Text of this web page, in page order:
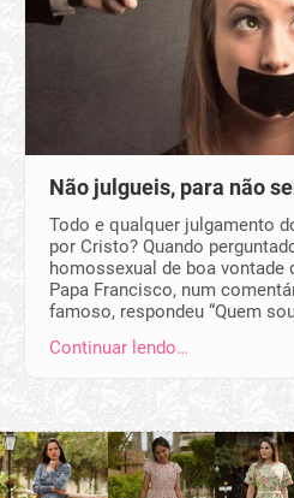
Não julgueis, para não
Todo e qualquer julgamento
por Cristo? Quando
homossexual de boa vontade
Papa Francisco, num
famoso, respondeu “Quem
Continuar lendo…